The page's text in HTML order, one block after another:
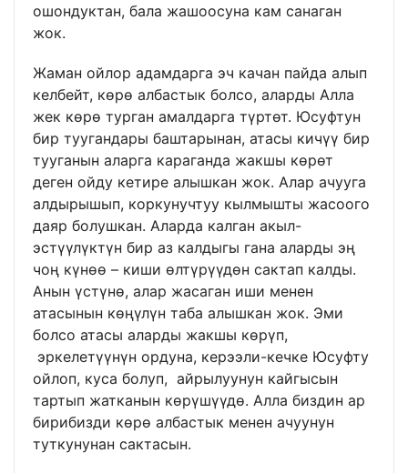
ошондуктан, бала жашоосуна кам санаган
жок.
Жаман ойлор адамдарга эч качан пайда алып
келбейт, көрө албастык болсо, аларды Алла
жек көрө турган амалдарга түртөт. Юсуфтун
бир туугандары баштарынан, атасы кичүү бир
тууганын аларга караганда жакшы көрөт
деген ойду кетире алышкан жок. Алар ачууга
алдырышып, коркунучтуу кылмышты жасоого
даяр болушкан. Аларда калган акыл-
эстүүлүктүн бир аз калдыгы гана аларды эң
чоң күнөө – киши өлтүрүүдөн сактап калды.
Анын үстүнө, алар жасаган иши менен
атасынын көңүлүн таба алышкан жок. Эми
болсо атасы аларды жакшы көрүп,
эркелетүүнүн ордуна, керээли-кечке Юсуфту
ойлоп, куса болуп, айрылуунун кайгысын
тартып жатканын көрүшүүдө. Алла биздин ар
бирибизди көрө албастык менен ачуунун
туткунунан сактасын.